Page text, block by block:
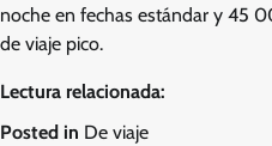
noche en fechas estándar y 45
de viaje pico.
Lectura relacionada:
Posted in De viaje